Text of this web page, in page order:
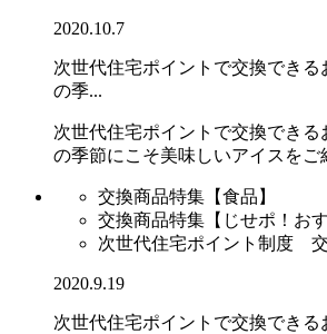
2020.10.7
次世代住宅ポイントで交換できる
の季...
次世代住宅ポイントで交換できる
の季節にこそ美味しいアイスをご
交換商品特集【食品】
交換商品特集【じせポ！お
次世代住宅ポイント制度
2020.9.19
次世代住宅ポイントで交換でき